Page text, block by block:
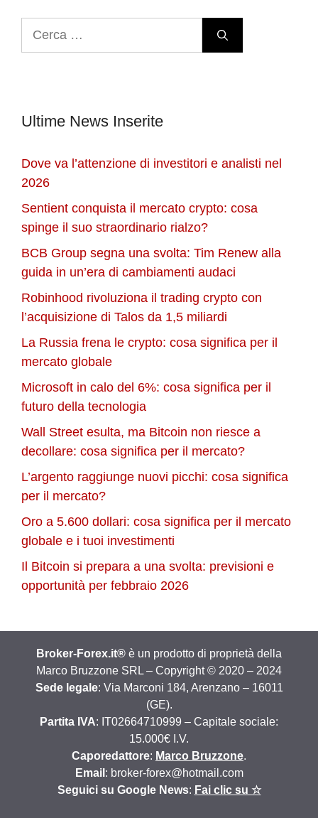
Ultime News Inserite
Dove va l’attenzione di investitori e analisti nel
2026
Sentient conquista il mercato crypto: cosa
spinge il suo straordinario rialzo?
BCB Group segna una svolta: Tim Renew alla
guida in un’era di cambiamenti audaci
Robinhood rivoluziona il trading crypto con
l’acquisizione di Talos da 1,5 miliardi
La Russia frena le crypto: cosa significa per il
mercato globale
Microsoft in calo del 6%: cosa significa per il
futuro della tecnologia
Wall Street esulta, ma Bitcoin non riesce a
decollare: cosa significa per il mercato?
L’argento raggiunge nuovi picchi: cosa significa
per il mercato?
Oro a 5.600 dollari: cosa significa per il mercato
globale e i tuoi investimenti
Il Bitcoin si prepara a una svolta: previsioni e
opportunità per febbraio 2026
Broker-Forex.it® è un prodotto di proprietà della
Marco Bruzzone SRL – Copyright © 2020 – 2024
Sede legale: Via Marconi 184, Arenzano – 16011
(GE).
Partita IVA: IT02664710999 – Capitale sociale:
15.000€ I.V.
Caporedattore: Marco Bruzzone.
Email : broker-forex@hotmail.com
Seguici su Google News: Fai clic su ☆